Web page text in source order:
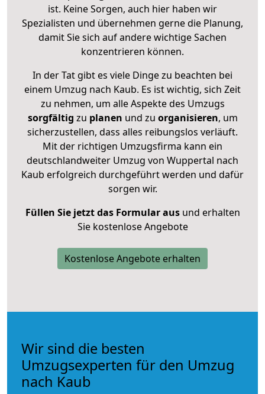
ist. Keine Sorgen, auch hier haben wir
Spezialisten und übernehmen gerne die Planung,
damit Sie sich auf andere wichtige Sachen
konzentrieren können.
In der Tat gibt es viele Dinge zu beachten bei
einem Umzug nach Kaub. Es ist wichtig, sich Zeit
zu nehmen, um alle Aspekte des Umzugs
sorgfältig zu planen und zu organisieren, um
sicherzustellen, dass alles reibungslos verläuft.
Mit der richtigen Umzugsfirma kann ein
deutschlandweiter Umzug von Wuppertal nach
Kaub erfolgreich durchgeführt werden und dafür
sorgen wir.
Füllen Sie jetzt das Formular ausund erhalten
Sie kostenlose Angebote
Kostenlose Angebote erhalten
Wir sind die besten
Umzugsexperten für den Umzug
nach Kaub